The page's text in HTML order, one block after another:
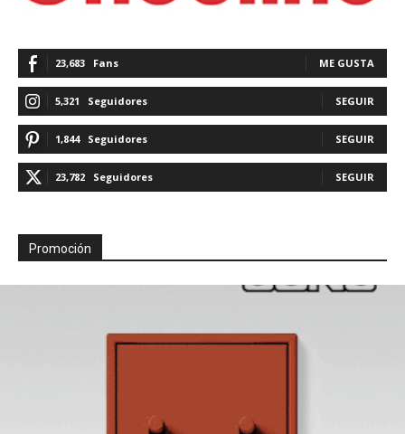
23,683 Fans ME GUSTA
5,321 Seguidores SEGUIR
1,844 Seguidores SEGUIR
23,782 Seguidores SEGUIR
Promoción